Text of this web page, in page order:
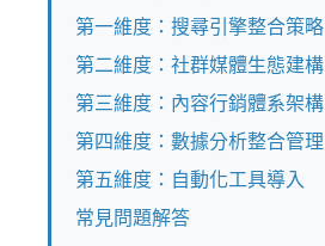
第一維度：搜尋引擎整合策略
第二維度：社群媒體生態建構
第三維度：內容行銷體系架構
第四維度：數據分析整合管理
第五維度：自動化工具導入
常見問題解答